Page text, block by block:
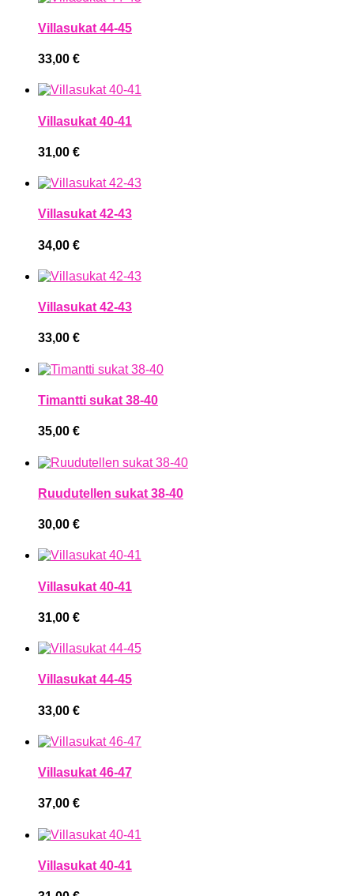
Villasukat 44-45
33,00 €
Villasukat 40-41
31,00 €
Villasukat 42-43
34,00 €
Villasukat 42-43
33,00 €
Timantti sukat 38-40
35,00 €
Ruudutellen sukat 38-40
30,00 €
Villasukat 40-41
31,00 €
Villasukat 44-45
33,00 €
Villasukat 46-47
37,00 €
Villasukat 40-41